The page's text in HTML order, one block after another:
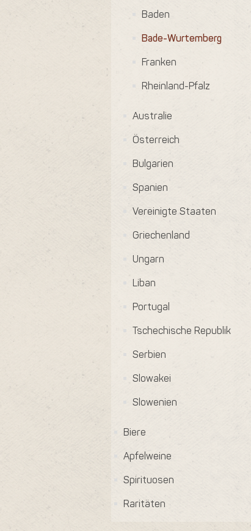
Baden
Bade-Wurtemberg
Franken
Rheinland-Pfalz
Australie
Österreich
Bulgarien
Spanien
Vereinigte Staaten
Griechenland
Ungarn
Liban
Portugal
Tschechische Republik
Serbien
Slowakei
Slowenien
Biere
Apfelweine
Spirituosen
Raritäten